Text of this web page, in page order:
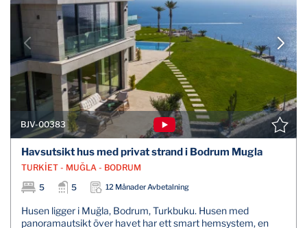
BJV-00383
Havsutsikt hus med privat strand i Bodrum Mugla
TURKİET - MUĞLA - BODRUM
5
5 12 Månader Avbetalning
Husen ligger i Muğla, Bodrum, Turkbuku. Husen med
panoramautsikt över havet har ett smart hemsystem, en